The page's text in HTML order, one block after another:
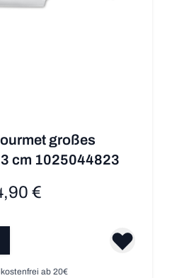
großes
cm 1025044823
€
ab 20€